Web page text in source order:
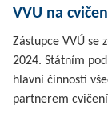
VVU na
Zástupce VVÚ se
2024. Státním
hlavní činnosti
partnerem